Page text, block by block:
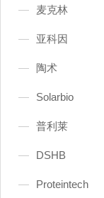
麦克林
亚科因
陶术
Solarbio
普利莱
DSHB
Proteintech